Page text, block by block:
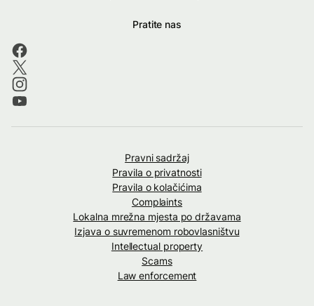
Pratite nas
Pravni sadržaj
Pravila o privatnosti
Pravila o kolačićima
Complaints
Lokalna mrežna mjesta po državama
Izjava o suvremenom robovlasništvu
Intellectual property
Scams
Law enforcement